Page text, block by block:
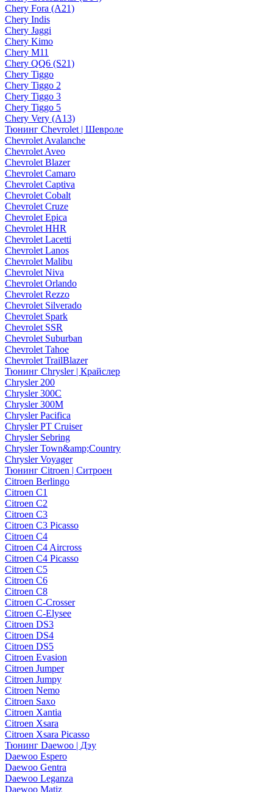
Chery Fora (A21)
Chery Indis
Chery Jaggi
Chery Kimo
Chery M11
Chery QQ6 (S21)
Chery Tiggo
Chery Tiggo 2
Chery Tiggo 3
Chery Tiggo 5
Chery Very (A13)
Тюнинг Chevrolet | Шевроле
Chevrolet Avalanche
Chevrolet Aveo
Chevrolet Blazer
Chevrolet Camaro
Chevrolet Captiva
Chevrolet Cobalt
Chevrolet Cruze
Chevrolet Epica
Chevrolet HHR
Chevrolet Lacetti
Chevrolet Lanos
Chevrolet Malibu
Chevrolet Niva
Chevrolet Orlando
Chevrolet Rezzo
Chevrolet Silverado
Chevrolet Spark
Chevrolet SSR
Chevrolet Suburban
Chevrolet Tahoe
Chevrolet TrailBlazer
Тюнинг Chrysler | Крайслер
Chrysler 200
Chrysler 300C
Chrysler 300M
Chrysler Pacifica
Chrysler PT Cruiser
Chrysler Sebring
Chrysler Town&amp;Country
Chrysler Voyager
Тюнинг Citroen | Ситроен
Citroen Berlingo
Citroen C1
Citroen C2
Citroen C3
Citroen C3 Picasso
Citroen C4
Citroen C4 Aircross
Citroen C4 Picasso
Citroen C5
Citroen C6
Citroen C8
Citroen C-Crosser
Citroen C-Elysee
Citroen DS3
Citroen DS4
Citroen DS5
Citroen Evasion
Citroen Jumper
Citroen Jumpy
Citroen Nemo
Citroen Saxo
Citroen Xantia
Citroen Xsara
Citroen Xsara Picasso
Тюнинг Daewoo | Дэу
Daewoo Espero
Daewoo Gentra
Daewoo Leganza
Daewoo Matiz